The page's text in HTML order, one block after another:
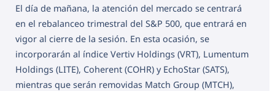
El día de mañana, la atención del mercado se centrará
en el rebalanceo trimestral del S&P 500, que entrará en
vigor al cierre de la sesión. En esta ocasión, se
incorporarán al índice Vertiv Holdings (VRT), Lumentum
Holdings (LITE), Coherent (COHR) y EchoStar (SATS),
mientras que serán removidas Match Group (MTCH),